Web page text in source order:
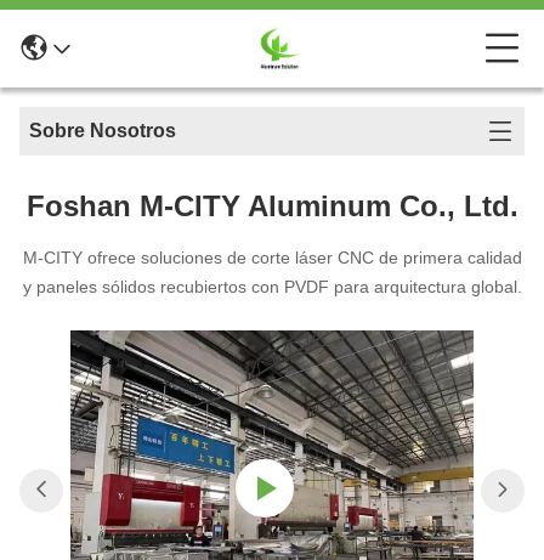
Sobre Nosotros
Foshan M-CITY Aluminum Co., Ltd.
M-CITY ofrece soluciones de corte láser CNC de primera calidad
y paneles sólidos recubiertos con PVDF para arquitectura global.